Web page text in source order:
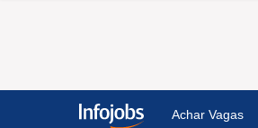
Achar Vagas